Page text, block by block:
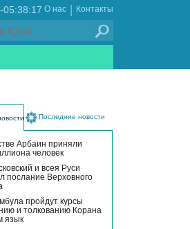
05:38:17 Контакты
|
О нас
Последние новости
Арбаин приняли
человек
и всея Руси
послание Верховного
пройдут курсы
и толкованию Корана
язык